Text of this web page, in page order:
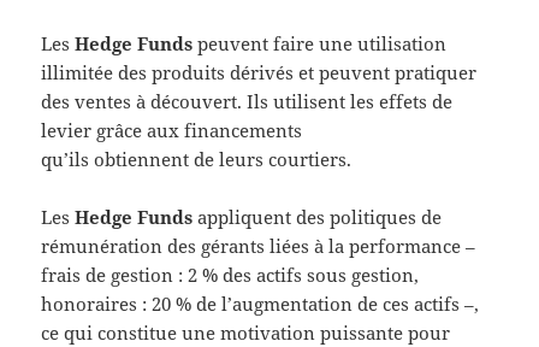
LesHedge Funds peuvent faire une utilisation
illimitée des produits dérivés et peuvent pratiquer
des ventes à découvert. Ils utilisent les effets de
levier grâce aux financements
qu’ils obtiennent de leurs courtiers.
LesHedge Funds appliquent des politiques de
rémunération des gérants liées à la performance –
frais de gestion : 2 % des actifs sous gestion,
honoraires : 20 % de l’augmentation de ces actifs –,
ce qui constitue une motivation puissante pour